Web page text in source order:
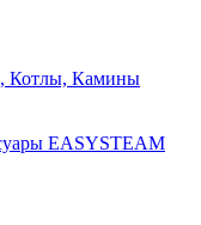
Котлы, Камины
EASYSTEAM